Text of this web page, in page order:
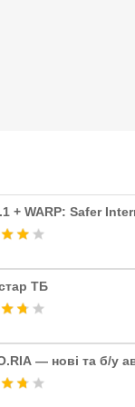
+ WARP: Safer
TБ
— нові та б/у